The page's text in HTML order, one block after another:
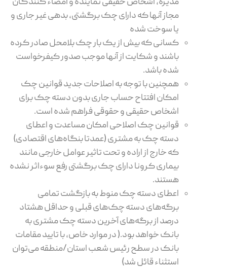
مجاز آنها که دارای چک برگشتی، بدهی غیر جاری و
یا سوخت شده
کسانی که بیش از یک بار چک بلامحل صادر کرده
باشند و شکایت از آنها موجب صدور کیفرخواست
شده باشد.
همچنین با توجه به اصلاحات جدید قوانین چک
امکان افتتاح حساب جاری بدون دسته چک برای
اشخاص حقیقی و حقوقی فراهم شده است.
قوانین چک اصلاحی امکان مساعدت و اعطای
دسته چک به مشتری (عمدتا بنگاه‌های اقتصادی)
که خارج از اراده و تحت تاثیر عوامل خارجی مانند
بیماری کرونا دارای چک برگشتی رفع سوءاثر نشده
هستند.
اعطای دسته چک منوط به بازگشت تمامی
برگه‌های دسته چک‌‌های قبلی و حداقل هشتاد
درصد از برگه‌های آخرین دسته چک مشتری به
بانک خواهد بود.( در موارد خاص، با تایید مقامات
بانک در سطح رئیس شعب استان/منطقه می‌توان
استثناء قائل شد)